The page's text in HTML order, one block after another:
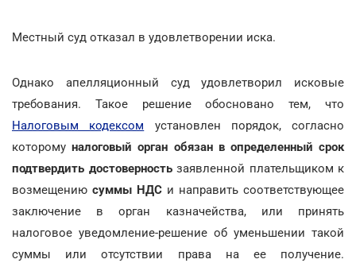
Местный суд отказал в удовлетворении иска.
Однако апелляционный суд удовлетворил исковые
требования. Такое решение обосновано тем, что
Налоговым кодексом установлен порядок, согласно
которомуналоговый орган обязан в определенный срок
подтвердить достоверностьзаявленной плательщиком к
возмещению суммы НДС и направить соответствующее
заключение в орган казначейства, или принять
налоговое уведомление-решение об уменьшении такой
суммы или отсутствии права на ее получение.